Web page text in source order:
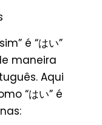
é “はい”
maneira
Aqui
“はい” é